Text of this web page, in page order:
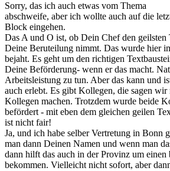
Sorry, das ich auch etwas vom Thema
abschweife, aber ich wollte auch auf die
Block eingehen.
Das A und O ist, ob Dein Chef den geilsten
Deine Beruteilung nimmt. Das wurde hier
bejaht. Es geht um den richtigen
Deine Beförderung- wenn er das macht.
Arbeitsleistung zu tun. Aber das kann und
auch erlebt. Es gibt Kollegen, die sagen wir
Kollegen machen. Trotzdem wurde beide
befördert - mit eben dem gleichen geilen
ist nicht fair!
Ja, und ich habe selber Vertretung in Bonn
man dann Deinen Namen und wenn man
dann hilft das auch in der Provinz um einen
bekommen. Vielleicht nicht sofort, aber